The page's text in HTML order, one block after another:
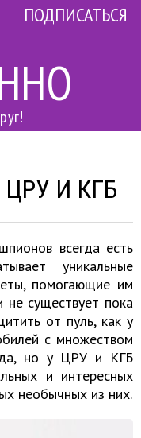
ПОДПИСАТЬСЯ
И КГБ
всегда есть
уникальные
помогающие им
существует пока
от пуль, как у
с множеством
но у ЦРУ и КГБ
и интересных
необычных из них.